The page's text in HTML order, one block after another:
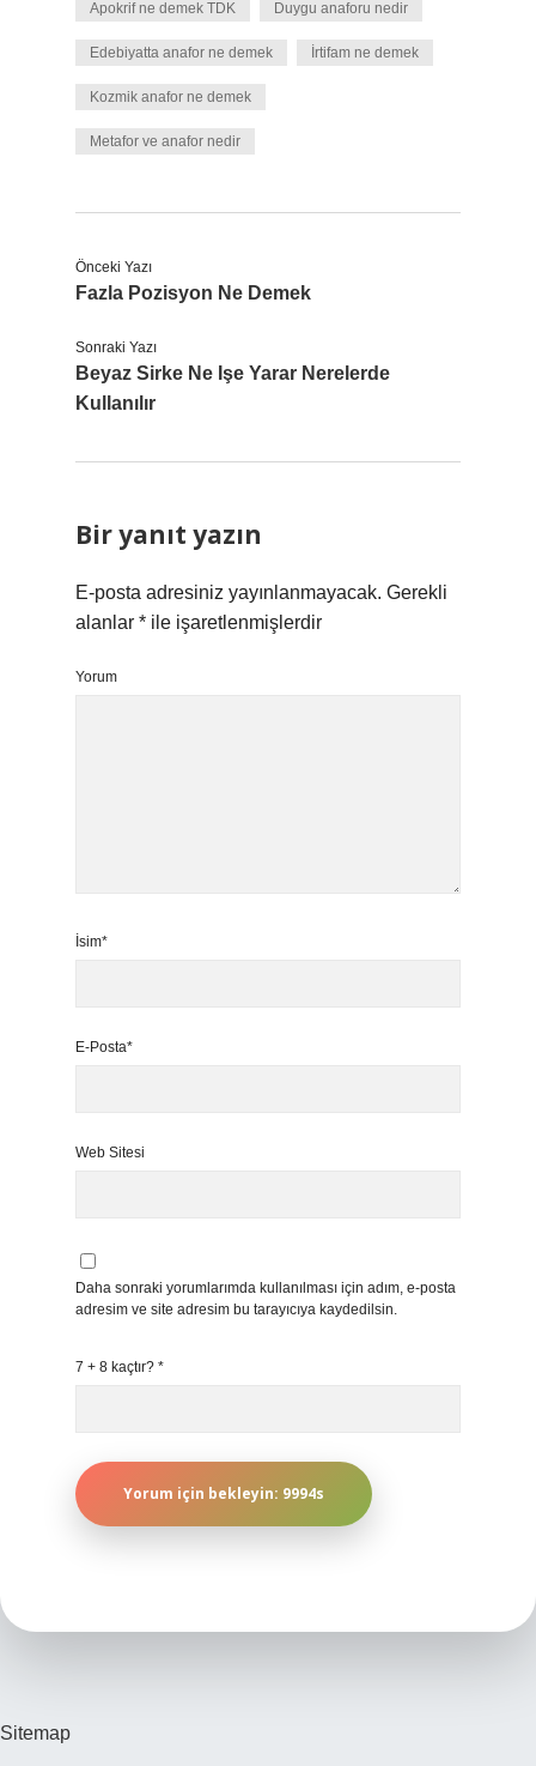
Apokrif ne demek TDK Duygu anaforu nedir
Edebiyatta anafor ne demek İrtifam ne demek
Kozmik anafor ne demek
Metafor ve anafor nedir
Önceki Yazı
Fazla Pozisyon Ne Demek
Sonraki Yazı
Beyaz Sirke Ne Işe Yarar Nerelerde
Kullanılır
Bir yanıt yazın
E-posta adresiniz yayınlanmayacak. Gerekli
alanlar * ile işaretlenmişlerdir
Yorum
İsim*
E-Posta*
Web Sitesi
Daha sonraki yorumlarımda kullanılması için adım, e-posta
adresim ve site adresim bu tarayıcıya kaydedilsin.
7 + 8 kaçtır? *
Sitemap